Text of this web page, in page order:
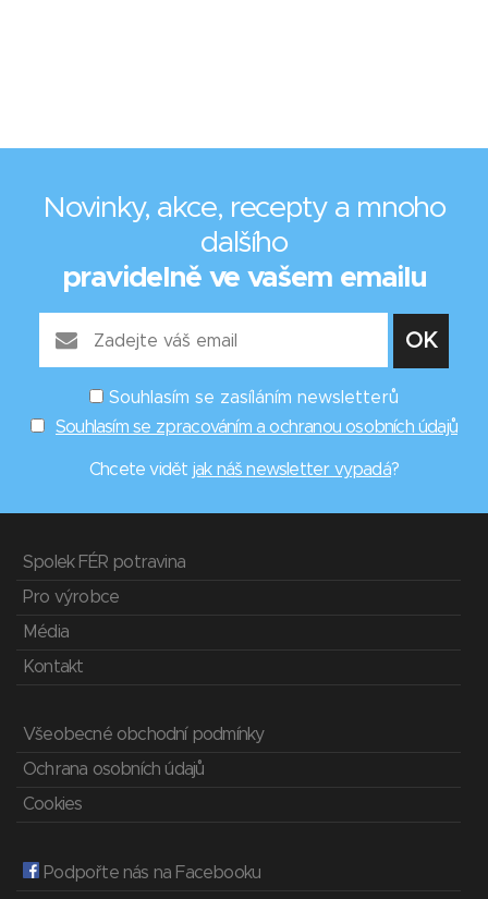
Novinky, akce, recepty a mnoho
dalšího
pravidelně ve vašem emailu
Souhlasím se zasíláním newsletterů
Souhlasím se zpracováním a ochranou osobních údajů
Chcete vidět jak náš newsletter vypadá?
Spolek FÉR potravina
Pro výrobce
Média
Kontakt
Všeobecné obchodní podmínky
Ochrana osobních údajů
Cookies
Podpořte nás na Facebooku